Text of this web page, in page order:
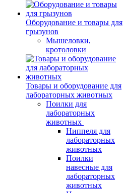
Оборудование и товары для
грызунов
Мышеловки,
кротоловки
Товары и оборудование для
лабораторных животных
Поилки для
лабораторных
животных
Ниппеля для
лабораторных
животных
Поилки
навесные для
лабораторных
животных